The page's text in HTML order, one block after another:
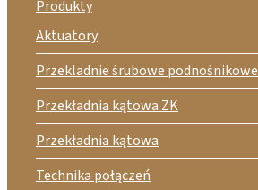
Produkty
Aktuatory
Przekladnie śrubowe podnośnikowe
Przekładnia kątowa ZK
Przekładnia kątowa
Technika połączeń